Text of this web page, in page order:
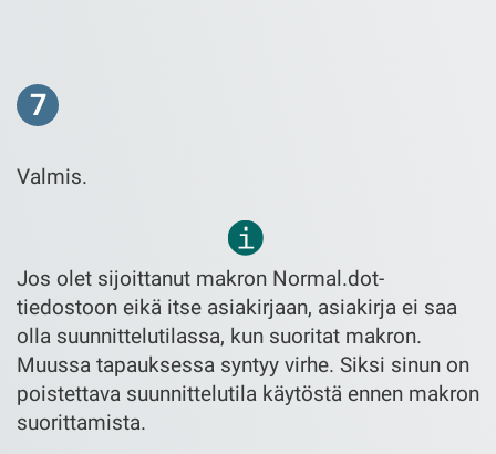
7
Valmis.
Jos olet sijoittanut makron Normal.dot-
tiedostoon eikä itse asiakirjaan, asiakirja ei saa
olla suunnittelutilassa, kun suoritat makron.
Muussa tapauksessa syntyy virhe. Siksi sinun on
poistettava suunnittelutila käytöstä ennen makron
suorittamista.